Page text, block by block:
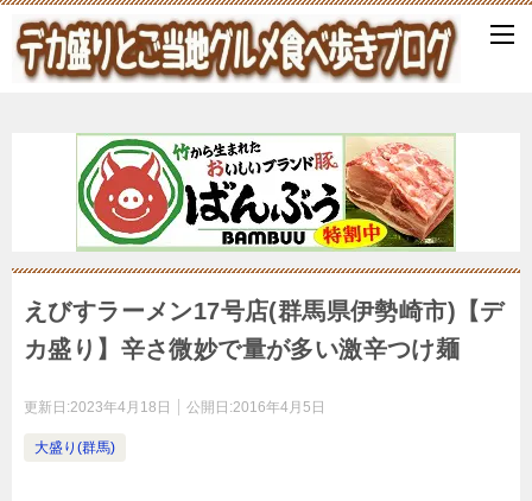
えびすラーメン17号店(群馬県伊勢崎市)【デ
カ盛り】辛さ微妙で量が多い激辛つけ麺
更新日:2023年4月18日 公開日:2016年4月5日
大盛り(群馬)